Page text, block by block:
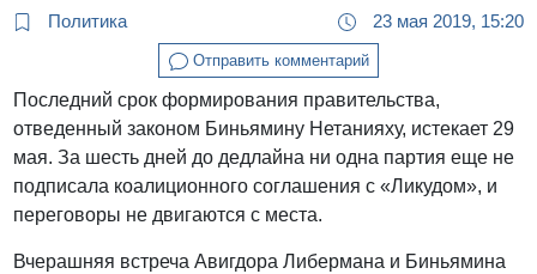
Политика 23 мая 2019, 15:20
Отправить комментарий
Последний срок формирования правительства,
отведенный законом Биньямину Нетанияху, истекает 29
мая. За шесть дней до дедлайна ни одна партия еще не
подписала коалиционного соглашения с «Ликудом», и
переговоры не двигаются с места.
Вчерашняя встреча Авигдора Либермана и Биньямина